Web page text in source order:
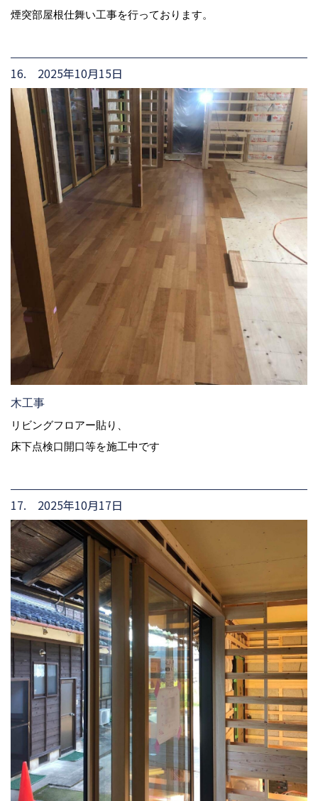
煙突部屋根仕舞い工事を行っております。
16. 2025年10月15日
木工事
リビングフロアー貼り、
床下点検口開口等を施工中です
17. 2025年10月17日